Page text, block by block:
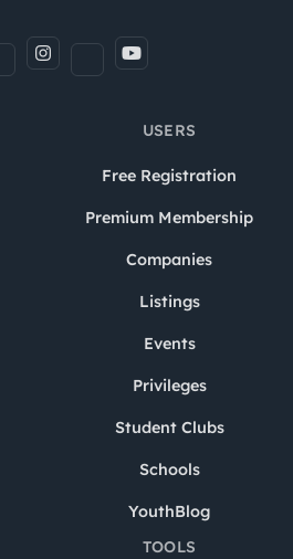
USERS
Free Registration
Premium Membership
Companies
Listings
Events
Privileges
Student Clubs
Schools
YouthBlog
TOOLS